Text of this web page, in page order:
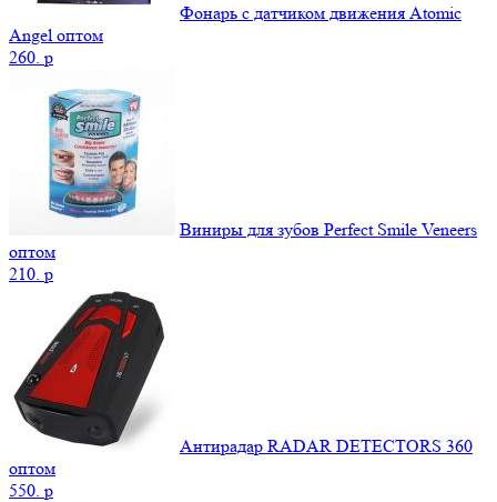
Фонарь с датчиком движения Atomic
Angel оптом
260. p
Виниры для зубов Perfect Smile Veneers
оптом
210. p
Антирадар RADAR DETECTORS 360
оптом
550. p